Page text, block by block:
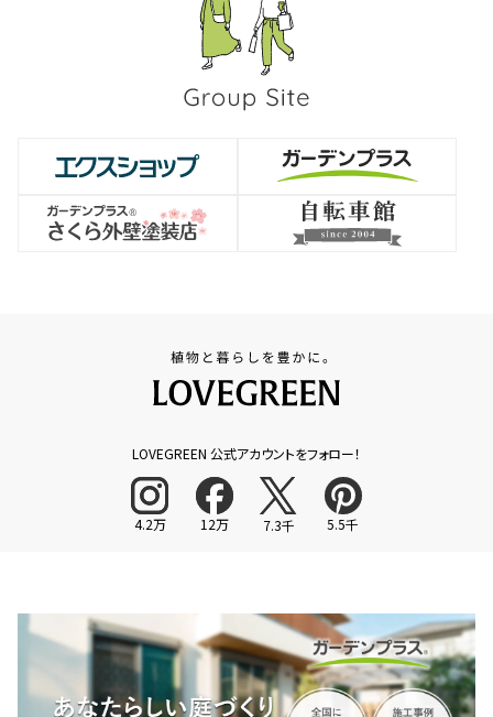
LOVEGREEN 公式アカウントをフォロー！
4.2万 12万 7.3千 5.5千